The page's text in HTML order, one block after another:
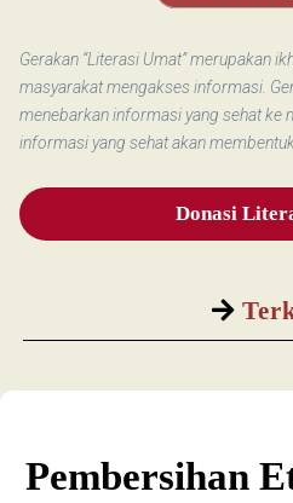
Gerakan “Literasi Umat” merupakan
masyarakat mengakses informasi.
menebarkan informasi yang sehat ke
informasi yang sehat akan
Donasi
Pembersihan